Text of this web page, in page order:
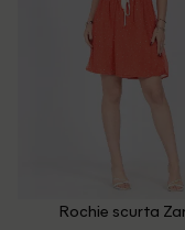
Rochie scurta